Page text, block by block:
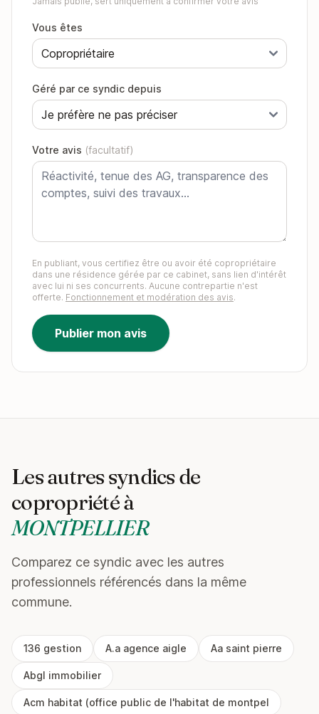
Vous êtes
Géré par ce syndic depuis
Votre avis (facultatif)
En publiant, vous certifiez être ou avoir été copropriétaire
dans une résidence gérée par ce cabinet, sans lien d'intérêt
avec lui ni ses concurrents. Aucune contrepartie n'est
offerte. Fonctionnement et modération des avis.
Publier mon avis
Les autres syndics de
copropriété à
MONTPELLIER
Comparez ce syndic avec les autres
professionnels référencés dans la même
commune.
136 gestion A.a agence aigle Aa saint pierre
Abgl immobilier
Acm habitat (office public de l'habitat de montpel